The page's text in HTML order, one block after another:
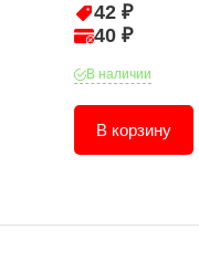
42 ₽
40 ₽
В наличии
В корзину